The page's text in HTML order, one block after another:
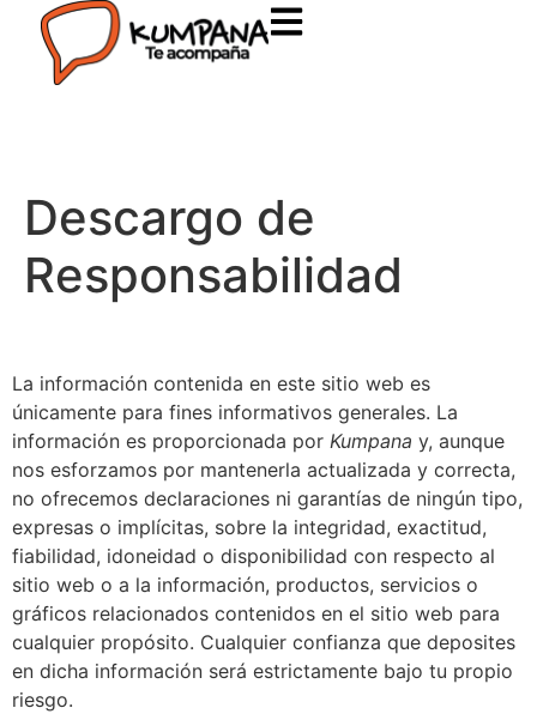
Descargo de
Responsabilidad
La información contenida en este sitio web es
únicamente para fines informativos generales. La
información es proporcionada por Kumpana y, aunque
nos esforzamos por mantenerla actualizada y correcta,
no ofrecemos declaraciones ni garantías de ningún tipo,
expresas o implícitas, sobre la integridad, exactitud,
fiabilidad, idoneidad o disponibilidad con respecto al
sitio web o a la información, productos, servicios o
gráficos relacionados contenidos en el sitio web para
cualquier propósito. Cualquier confianza que deposites
en dicha información será estrictamente bajo tu propio
riesgo.